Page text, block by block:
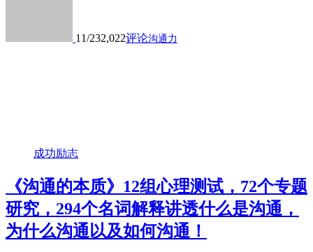
11/232,022评论沟通力
成功励志
《沟通的本质》12组心理测试，72个专题
研究，294个名词解释讲透什么是沟通，
为什么沟通以及如何沟通！